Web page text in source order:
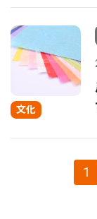
文化
1